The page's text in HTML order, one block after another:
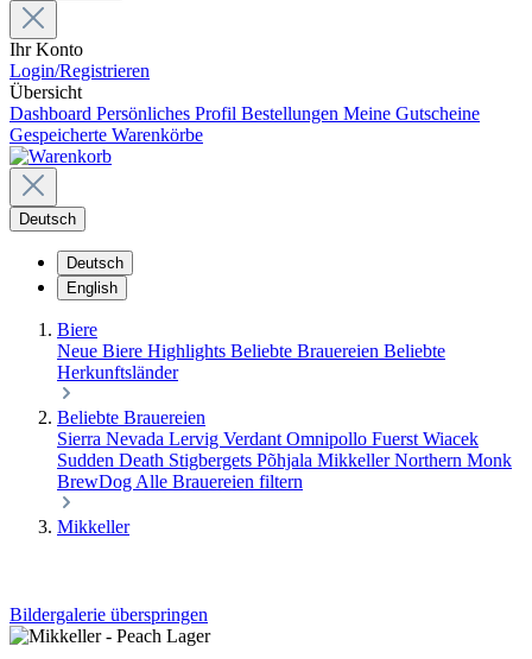
Ihr Konto
Login/Registrieren
Übersicht
Dashboard Persönliches Profil Bestellungen Meine Gutscheine
Gespeicherte Warenkörbe
Deutsch
Deutsch
English
Biere
Neue Biere Highlights Beliebte Brauereien Beliebte
Herkunftsländer
Beliebte Brauereien
Sierra Nevada Lervig Verdant Omnipollo Fuerst Wiacek
Sudden Death Stigbergets Põhjala MikkellerNorthern Monk
BrewDog Alle Brauereien filtern
Mikkeller
Bildergalerie überspringen